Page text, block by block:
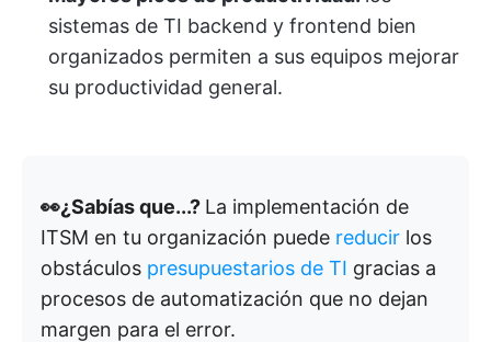
sistemas de TI backend y frontend bien
organizados permiten a sus equipos mejorar
su productividad general.
👀¿Sabías que...? La implementación de
ITSM en tu organización puede reducir los
obstáculos presupuestarios de TI gracias a
procesos de automatización que no dejan
margen para el error.